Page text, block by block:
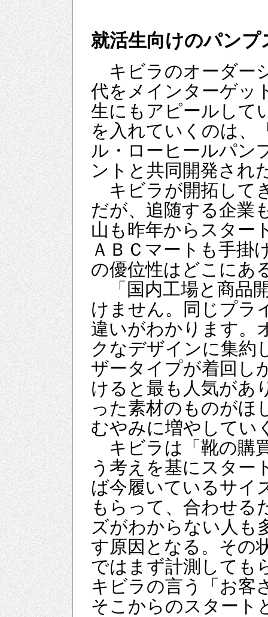
就活生向けのパンプ
キビラのオーダー
代をメインターゲッ
生にもアピールして
を入れていくのは、
ル・ローヒールパン
ントと共同開発され
キビラが開拓して
だが、追随する企業
山も昨年からスター
ＡＢＣマートも手掛
の優位性はどこにあ
「国内工場と商品
けません。同じプラ
違いがわかります。
クなデザインに集約
ザータイプが着回し
けると最も人気があ
った素材のものがほ
むやみに増やしてい
キビラは「靴の購
う考えを基にスター
ば今履いているサイ
もらって、合わせる
ズがわからない人も
す原因となる。その
ではまず計測しても
キビラの言う「お客
そこからのスタート